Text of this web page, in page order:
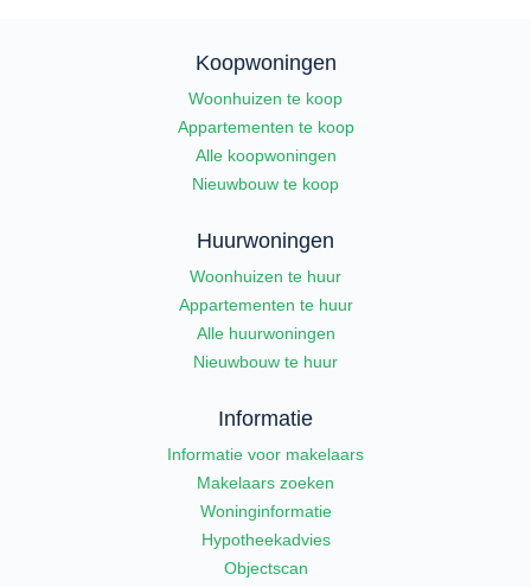
Koopwoningen
Woonhuizen te koop
Appartementen te koop
Alle koopwoningen
Nieuwbouw te koop
Huurwoningen
Woonhuizen te huur
Appartementen te huur
Alle huurwoningen
Nieuwbouw te huur
Informatie
Informatie voor makelaars
Makelaars zoeken
Woninginformatie
Hypotheekadvies
Objectscan